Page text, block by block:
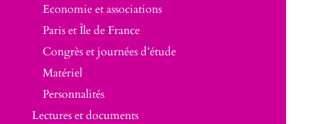
Economie et associations
Paris et Île de France
Congrès et journées d’étude
Matériel
Personnalités
Lectures et documents